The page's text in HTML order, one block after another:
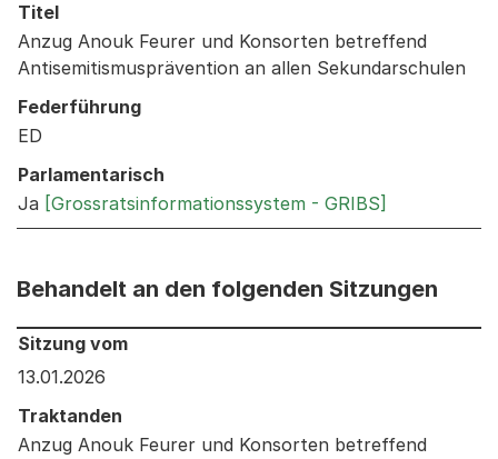
Titel
Anzug Anouk Feurer und Konsorten betreffend
Antisemitismusprävention an allen Sekundarschulen
Federführung
ED
Parlamentarisch
Ja [Grossratsinformationssystem - GRIBS]
Behandelt an den folgenden Sitzungen
Behandelt an den folgenden Sitzungen: Informationen
Sitzung vom
13.01.2026
Traktanden
Anzug Anouk Feurer und Konsorten betreffend